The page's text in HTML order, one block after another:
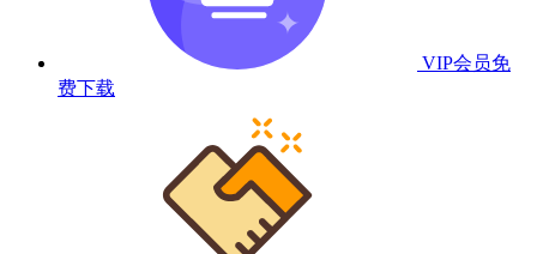
VIP会员免
费下载